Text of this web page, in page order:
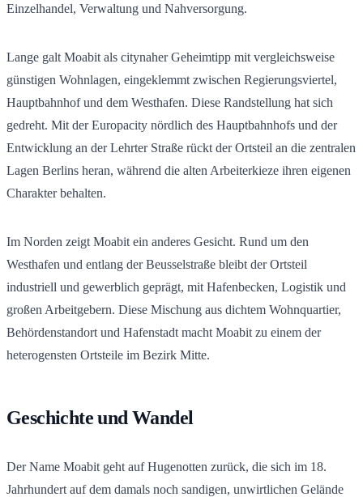
Einzelhandel, Verwaltung und Nahversorgung.
Lange galt Moabit als citynaher Geheimtipp mit vergleichsweise
günstigen Wohnlagen, eingeklemmt zwischen Regierungsviertel,
Hauptbahnhof und dem Westhafen. Diese Randstellung hat sich
gedreht. Mit der Europacity nördlich des Hauptbahnhofs und der
Entwicklung an der Lehrter Straße rückt der Ortsteil an die zentralen
Lagen Berlins heran, während die alten Arbeiterkieze ihren eigenen
Charakter behalten.
Im Norden zeigt Moabit ein anderes Gesicht. Rund um den
Westhafen und entlang der Beusselstraße bleibt der Ortsteil
industriell und gewerblich geprägt, mit Hafenbecken, Logistik und
großen Arbeitgebern. Diese Mischung aus dichtem Wohnquartier,
Behördenstandort und Hafenstadt macht Moabit zu einem der
heterogensten Ortsteile im Bezirk Mitte.
Geschichte und Wandel
Der Name Moabit geht auf Hugenotten zurück, die sich im 18.
Jahrhundert auf dem damals noch sandigen, unwirtlichen Gelände